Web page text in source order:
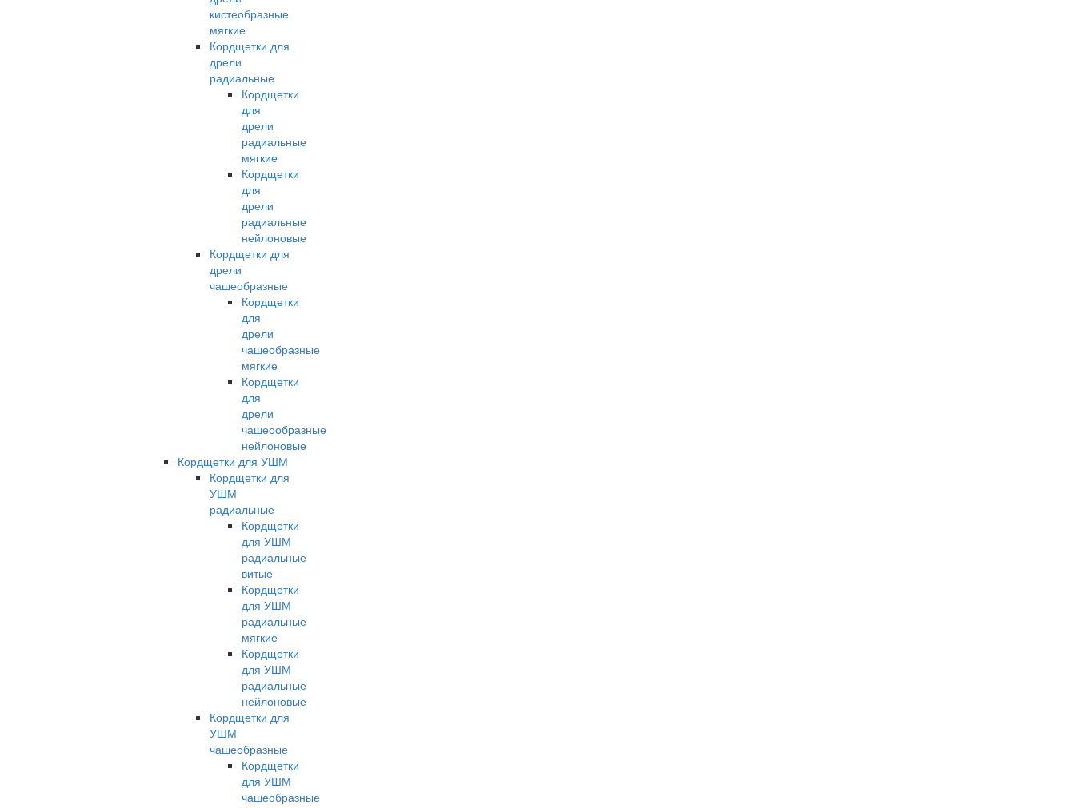
кистеобразные
мягкие
Кордщетки для
дрели
радиальные
Кордщетки
для
дрели
радиальные
мягкие
Кордщетки
для
дрели
радиальные
нейлоновые
Кордщетки для
дрели
чашеобразные
Кордщетки
для
дрели
чашеобразные
мягкие
Кордщетки
для
дрели
чашеообразные
нейлоновые
Кордщетки для УШМ
Кордщетки для
УШМ
радиальные
Кордщетки
для УШМ
радиальные
витые
Кордщетки
для УШМ
радиальные
мягкие
Кордщетки
для УШМ
радиальные
нейлоновые
Кордщетки для
УШМ
чашеобразные
Кордщетки
для УШМ
чашеобразные